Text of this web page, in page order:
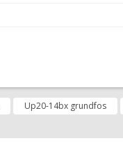
ilk yorumu siz yapın!
noktaları öneri
Up20-14bx grundfos